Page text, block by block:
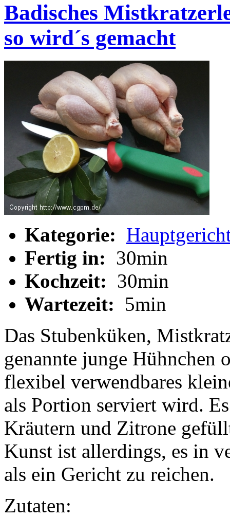
Badisches
so wird´s gemacht
Kategorie:
Fertig in: 30min
Kochzeit: 30min
Wartezeit: 5min
Das Stubenküken,
genannte junge Hühnchen
flexibel verwendbares
als Portion serviert wird.
Kräutern und Zitrone
Kunst ist allerdings, es in
als ein Gericht zu reichen.
Zutaten: